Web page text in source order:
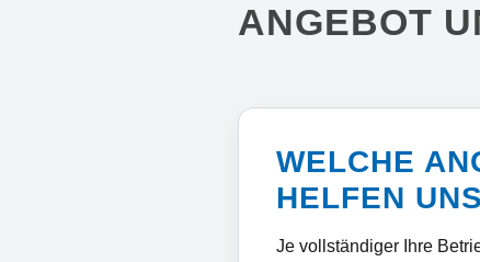
ANGEBOT
WELCHE
HELFEN
Je vollständiger Ihre